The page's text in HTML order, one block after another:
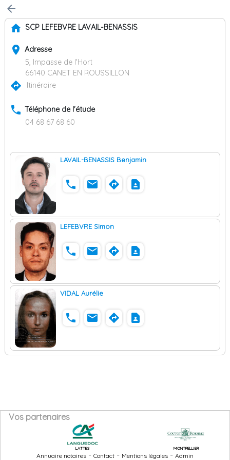
arrow_back
home SCP LEFEBVRE LAVAIL-BENASSIS
place Adresse
5, Impasse de l'Hort
66140 CANET EN ROUSSILLON
directions Itinéraire
phone Téléphone de l'étude
04 68 67 68 60
LAVAIL-BENASSIS Benjamin
phone email directions contact_page
LEFEBVRE Simon
phone email directions contact_page
VIDAL Aurélie
phone email directions contact_page
Vos partenaires
LATTES MONTPELLIER
Annuaire notaires - Contact - Mentions légales - Admin